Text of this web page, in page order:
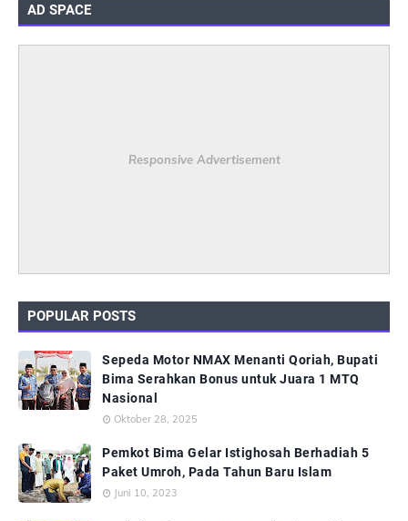
AD SPACE
Responsive Advertisement
POPULAR POSTS
Sepeda Motor NMAX Menanti Qoriah, Bupati
Bima Serahkan Bonus untuk Juara 1 MTQ
Nasional
Oktober 28, 2025
Pemkot Bima Gelar Istighosah Berhadiah 5
Paket Umroh, Pada Tahun Baru Islam
Juni 10, 2023